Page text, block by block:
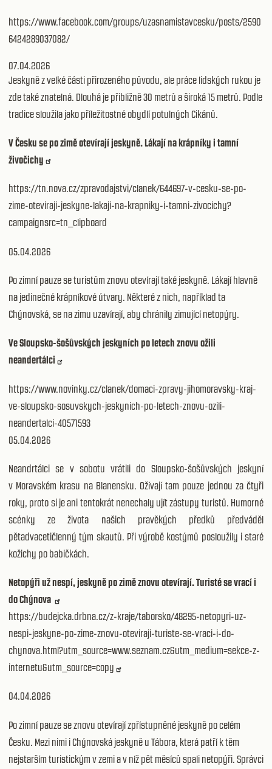
https://www.facebook.com/groups/uzasnamistavcesku/posts/2590
6424289037082/
07.04.2026
Jeskyně z velké části přirozeného původu, ale práce lidských rukou je
zde také znatelná. Dlouhá je přibližně 30 metrů a široká 15 metrů. Podle
tradice sloužila jako příležitostné obydlí potulných Cikánů.
V Česku se po zimě otevírají jeskyně. Lákají na krápníky i tamní
živočichy
https://tn.nova.cz/zpravodajstvi/clanek/644697-v-cesku-se-po-
zime-oteviraji-jeskyne-lakaji-na-krapniky-i-tamni-zivocichy?
campaignsrc=tn_clipboard
05.04.2026
Po zimní pauze se turistům znovu otevírají také jeskyně. Lákají hlavně
na jedinečné krápníkové útvary. Některé z nich, například ta
Chýnovská, se na zimu uzavírají, aby chránily zimující netopýry.
Ve Sloupsko-šošůvských jeskyních po letech znovu ožili
neandertálci
https://www.novinky.cz/clanek/domaci-zpravy-jihomoravsky-kraj-
ve-sloupsko-sosuvskych-jeskynich-po-letech-znovu-ozili-
neandertalci-40571593
05.04.2026
Neandrtálci se v sobotu vrátili do Sloupsko-šošůvských jeskyní
v Moravském krasu na Blanensku. Ožívají tam pouze jednou za čtyři
roky, proto si je ani tentokrát nenechaly ujít zástupy turistů. Humorné
scénky ze života našich pravěkých předků předváděl
pětadvacetičlenný tým skautů. Při výrobě kostýmů posloužily i staré
kožichy po babičkách.
Netopýři už nespí, jeskyně po zimě znovu otevírají. Turisté se vrací i
do Chýnova
https://budejcka.drbna.cz/z-kraje/taborsko/48295-netopyri-uz-
nespi-jeskyne-po-zime-znovu-oteviraji-turiste-se-vraci-i-do-
chynova.html?utm_source=www.seznam.cz&utm_medium=sekce-z-
internetu&utm_source=copy
04.04.2026
Po zimní pauze se znovu otevírají zpřístupněné jeskyně po celém
Česku. Mezi nimi i Chýnovská jeskyně u Tábora, která patří k těm
nejstarším turistickým v zemi a v níž pět měsíců spali netopýři. Správci